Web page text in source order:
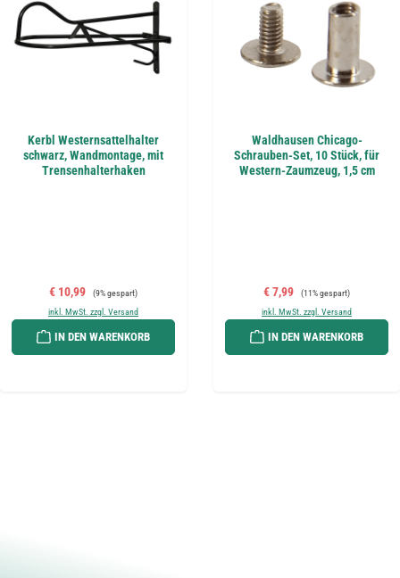
Kerbl Westernsattelhalter
schwarz, Wandmontage, mit
Trensenhalterhaken
Verkaufspreis:
€ 10,99 Regulärer Preis:
(9% gespart)
inkl. MwSt. zzgl. Versand
IN DEN WARENKORB
Waldhausen Chicago-
Schrauben-Set, 10 Stück, für
Western-Zaumzeug, 1,5 cm
Verkaufspreis:
€ 7,99 Regulärer Preis:
(11% gespart)
inkl. MwSt. zzgl. Versand
IN DEN WARENKORB